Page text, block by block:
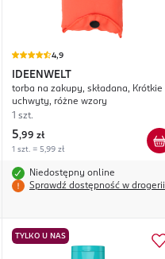
4,9
IDEENWELT
torba na zakupy, składana, Krótkie
uchwyty, różne wzory
1 szt.
5,99 zł
1 szt. = 5,99 zł
Niedostępny online
Sprawdź dostępność w drogerii
TYLKO U NAS